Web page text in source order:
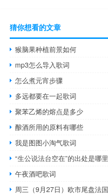
猜你想看的文章
猴脑果种植前景如何
mp3怎么导入歌词
怎么煮元宵步骤
多远都要在一起歌词
聚苯乙烯的熔点是多少
酿酒所用的原料有哪些
我是图图小淘气歌词
“生公说法台空在”的出处是哪里
午夜酒吧歌词